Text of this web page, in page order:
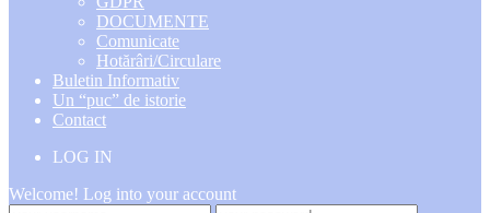
DOCUMENTE
Comunicate
Hotărâri/Circulare
Buletin Informativ
Un “puc” de istorie
Contact
LOG IN
Welcome! Log into your account